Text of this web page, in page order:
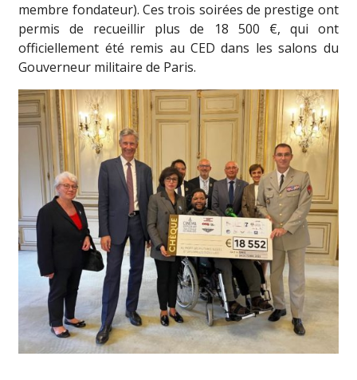
membre fondateur). Ces trois soirées de prestige ont
permis de recueillir plus de 18 500 €, qui ont
officiellement été remis au CED dans les salons du
Gouverneur militaire de Paris.